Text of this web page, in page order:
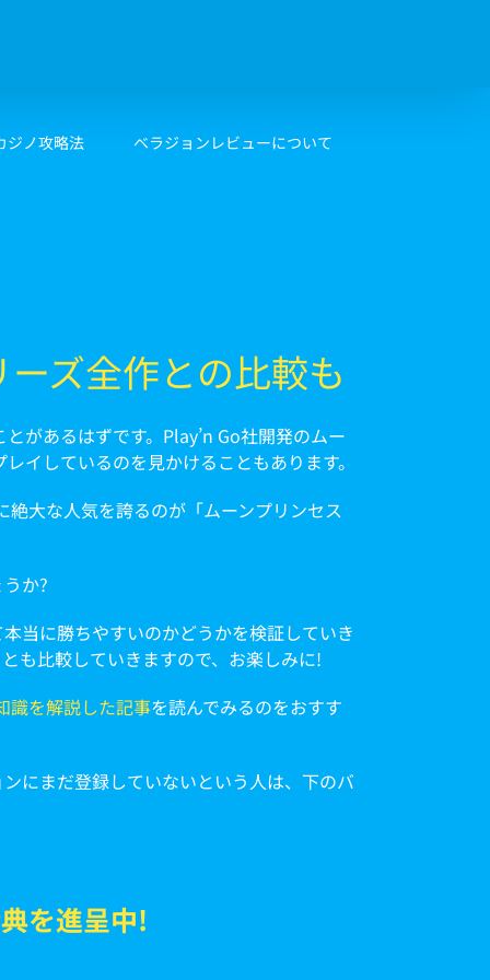
ジノ攻略法 ベラジョンレビューについて
ズ全作との比較も
があるはずです。Play’n Go社開発のムー
イしているのを見かけることもあります。
大な人気を誇るのが「ムーンプリンセス
か?
当に勝ちやすいのかどうかを検証していき
とも比較していきますので、お楽しみに!
識を解説した記事を読んでみるのをおすす
にまだ登録していないという人は、下のバ
を進呈中!